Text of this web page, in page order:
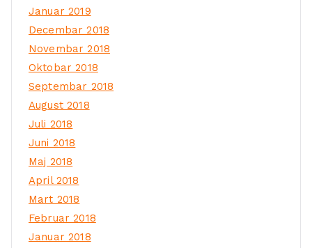
Januar 2019
Decembar 2018
Novembar 2018
Oktobar 2018
Septembar 2018
August 2018
Juli 2018
Juni 2018
Maj 2018
April 2018
Mart 2018
Februar 2018
Januar 2018